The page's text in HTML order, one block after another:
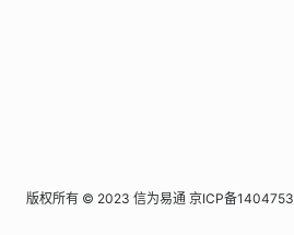
版权所有 © 2023 信为易通 京ICP备